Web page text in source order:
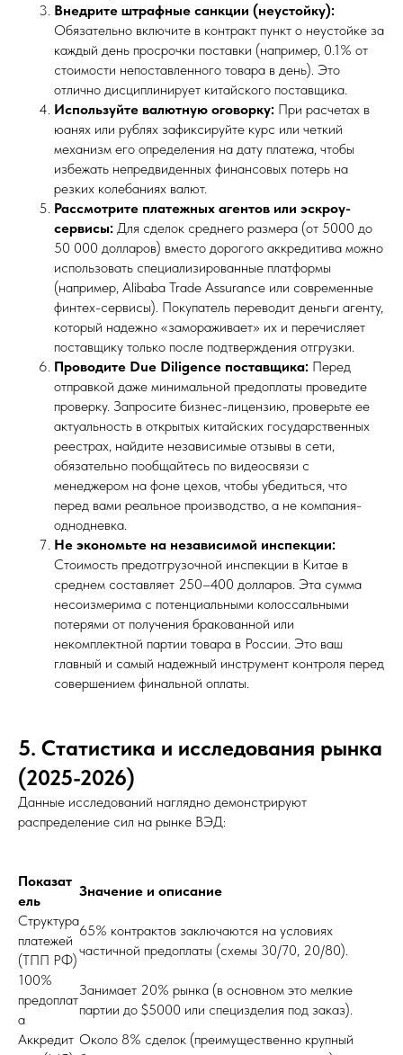
Внедрите штрафные санкции (неустойку):
Обязательно включите в контракт пункт о неустойке за
каждый день просрочки поставки (например, 0.1% от
стоимости непоставленного товара в день). Это
отлично дисциплинирует китайского поставщика.
Используйте валютную оговорку: При расчетах в
юанях или рублях зафиксируйте курс или четкий
механизм его определения на дату платежа, чтобы
избежать непредвиденных финансовых потерь на
резких колебаниях валют.
Рассмотрите платежных агентов или эскроу-
сервисы: Для сделок среднего размера (от 5000 до
50 000 долларов) вместо дорогого аккредитива можно
использовать специализированные платформы
(например, Alibaba Trade Assurance или современные
финтех-сервисы). Покупатель переводит деньги агенту,
который надежно «замораживает» их и перечисляет
поставщику только после подтверждения отгрузки.
Проводите Due Diligence поставщика: Перед
отправкой даже минимальной предоплаты проведите
проверку. Запросите бизнес-лицензию, проверьте ее
актуальность в открытых китайских государственных
реестрах, найдите независимые отзывы в сети,
обязательно пообщайтесь по видеосвязи с
менеджером на фоне цехов, чтобы убедиться, что
перед вами реальное производство, а не компания-
однодневка.
Не экономьте на независимой инспекции:
Стоимость предотгрузочной инспекции в Китае в
среднем составляет 250–400 долларов. Эта сумма
несоизмерима с потенциальными колоссальными
потерями от получения бракованной или
некомплектной партии товара в России. Это ваш
главный и самый надежный инструмент контроля перед
совершением финальной оплаты.
5. Статистика и исследования рынка
(2025-2026)
Данные исследований наглядно демонстрируют
распределение сил на рынке ВЭД:
Показат
ель
Значение и описание
Структура
платежей
(ТПП РФ)
65% контрактов заключаются на условиях
частичной предоплаты (схемы 30/70, 20/80).
100%
предоплат
а
Занимает 20% рынка (в основном это мелкие
партии до $5000 или специзделия под заказ).
Аккредит Около 8% сделок (преимущественно крупный